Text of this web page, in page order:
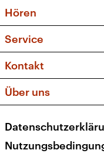
Sendungen
Musikliste
Kakadu – Das
Hören
Frequenzen
Service
FAQ
Apps
Newsletter
Kontakt
Social Media
Über uns
Presse
Karriere